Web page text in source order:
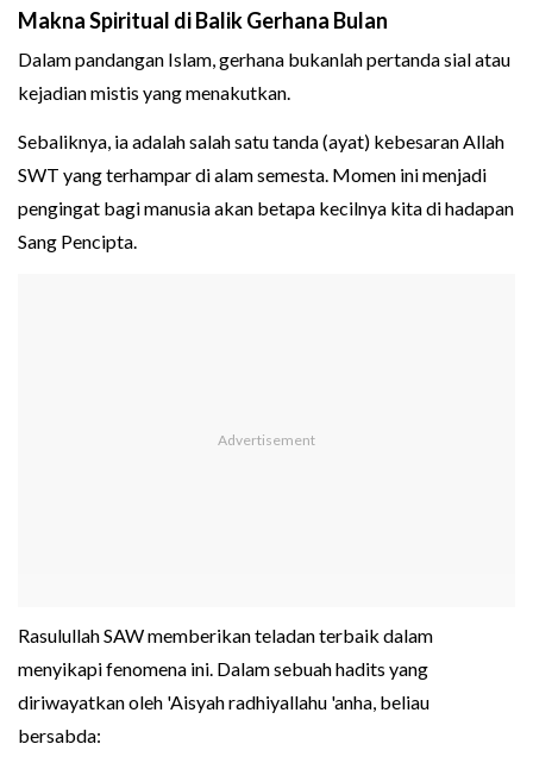
Makna Spiritual di Balik Gerhana Bulan
Dalam pandangan Islam, gerhana bukanlah pertanda sial atau
kejadian mistis yang menakutkan.
Sebaliknya, ia adalah salah satu tanda (ayat) kebesaran Allah
SWT yang terhampar di alam semesta. Momen ini menjadi
pengingat bagi manusia akan betapa kecilnya kita di hadapan
Sang Pencipta.
Rasulullah SAW memberikan teladan terbaik dalam
menyikapi fenomena ini. Dalam sebuah hadits yang
diriwayatkan oleh 'Aisyah radhiyallahu 'anha, beliau
bersabda: